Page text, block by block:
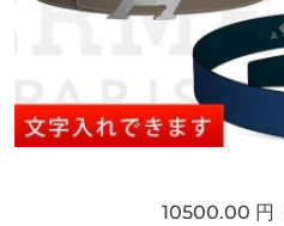
10500.00 円